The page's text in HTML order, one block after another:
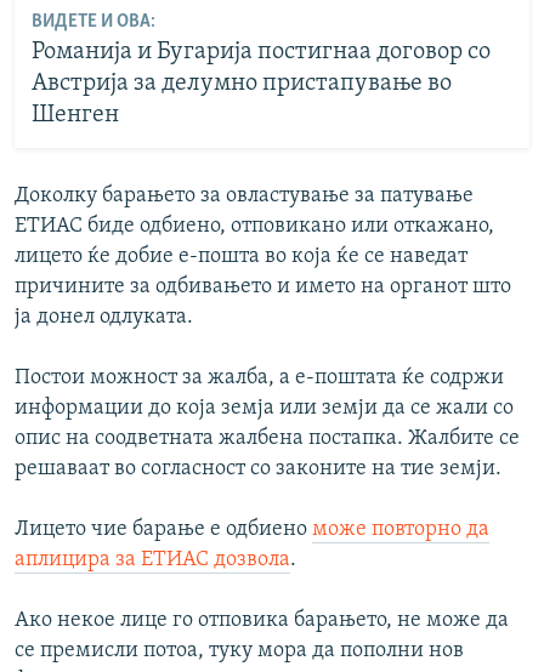
ВИДЕТЕ И ОВА:
Романија и Бугарија постигнаа договор со
Австрија за делумно пристапување во
Шенген
Доколку барањето за овластување за патување
ЕТИАС биде одбиено, отповикано или откажано,
лицето ќе добие е-пошта во која ќе се наведат
причините за одбивањето и името на органот што
ја донел одлуката.
Постои можност за жалба, а е-поштата ќе содржи
информации до која земја или земји да се жали со
опис на соодветната жалбена постапка. Жалбите се
решаваат во согласност со законите на тие земји.
Лицето чие барање е одбиено може повторно да
аплицира за ЕТИАС дозвола.
Ако некое лице го отповика барањето, не може да
се премисли потоа, туку мора да пополни нов